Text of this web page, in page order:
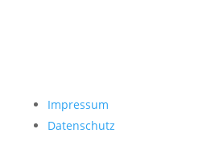
Impressum
Datenschutz